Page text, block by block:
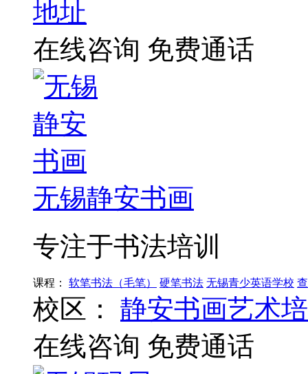
地址
在线咨询 免费通话
无锡静安书画
专注于书法培训
课程： 软笔书法（毛笔） 硬笔书法 无锡青少英语学校
校区：
静安书画艺术
在线咨询 免费通话